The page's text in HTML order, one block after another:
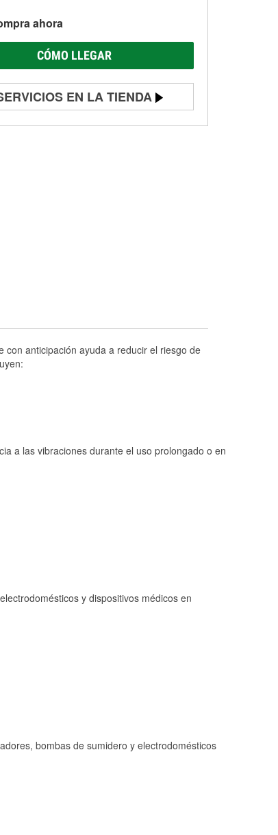
ahora
CÓMO LLEGAR
EN LA TIENDA
de batería
Supplies
con anticipación ayuda a reducir el riesgo de
a las vibraciones durante el uso prolongado o en
y dispositivos médicos en
bombas de sumidero y electrodomésticos